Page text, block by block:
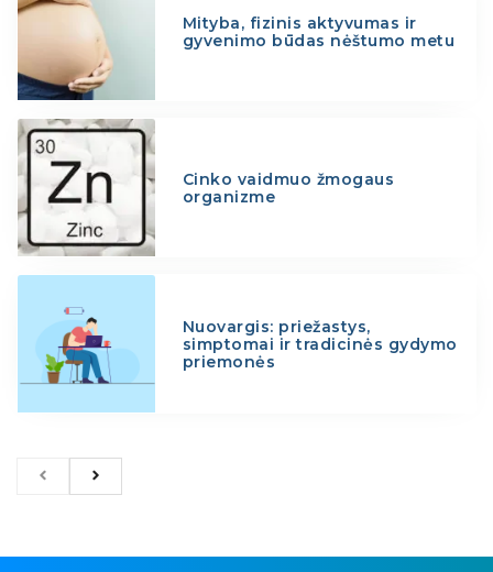
Mityba, fizinis aktyvumas ir
gyvenimo būdas nėštumo metu
Cinko vaidmuo žmogaus
organizme
Nuovargis: priežastys,
simptomai ir tradicinės gydymo
priemonės